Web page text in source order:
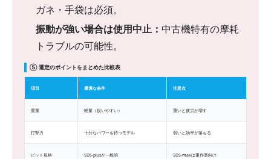
ガネ・手袋は必須。
振動が強い場合は使用中止： 中古機特有の摩耗
トラブルの可能性。
⑤ 選定のポイントをまとめた比較表
項目 最適な条件 注意点
重量 軽量（扱いやすい） 重いと疲労が増す
打撃力 十分なパワーを持つモデル 弱いと効率が落ちる
ビット規格 SDS-plusが一般的 SDS-maxは重作業向け